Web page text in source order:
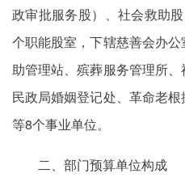
政审批服务股）、社会救助
个职能股室，下辖慈善会办
助管理站、殡葬服务管理所
民政局婚姻登记处、革命老
等8个事业单位。
二、部门预算单位构成